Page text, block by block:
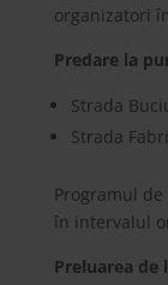
organizatori
Predare la
Strada
Strada
Programul
în intervalul
Preluarea de